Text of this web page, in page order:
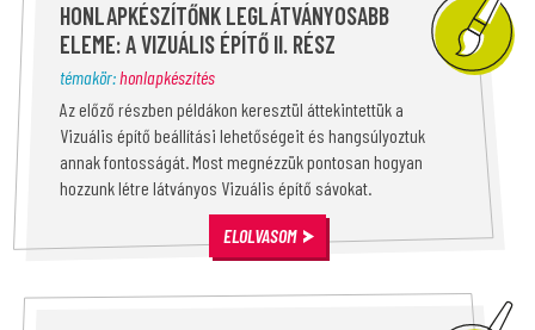
HONLAPKÉSZÍTŐNK LEGLÁTVÁNYOSABB
ELEME: A VIZUÁLIS ÉPÍTŐ II. RÉSZ
témakör:honlapkészítés
Az előző részben példákon keresztül áttekintettük a
Vizuális építő beállítási lehetőségeit és hangsúlyoztuk
annak fontosságát. Most megnézzük pontosan hogyan
hozzunk létre látványos Vizuális építő sávokat.
ELOLVASOM